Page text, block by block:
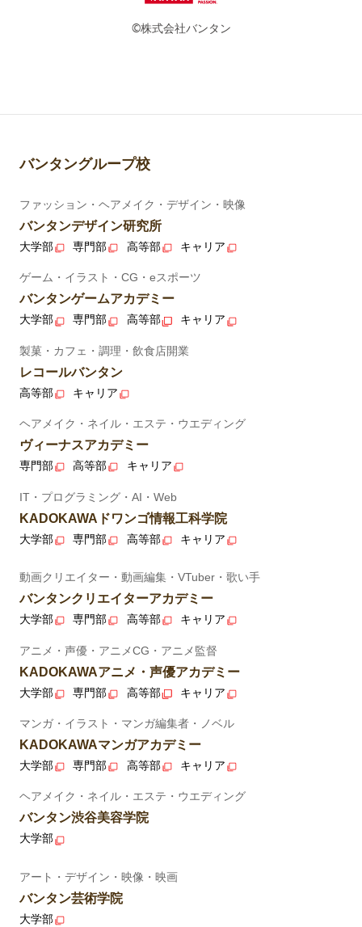
©株式会社バンタン
バンタングループ校
ファッション・ヘアメイク・デザイン・映像
バンタンデザイン研究所
大学部 専門部 高等部 キャリア
ゲーム・イラスト・CG・eスポーツ
バンタンゲームアカデミー
大学部 専門部 高等部 キャリア
製菓・カフェ・調理・飲食店開業
レコールバンタン
高等部 キャリア
ヘアメイク・ネイル・エステ・ウエディング
ヴィーナスアカデミー
専門部 高等部 キャリア
IT・プログラミング・AI・Web
KADOKAWAドワンゴ情報工科学院
大学部 専門部 高等部 キャリア
動画クリエイター・動画編集・VTuber・歌い手
バンタンクリエイターアカデミー
大学部 専門部 高等部 キャリア
アニメ・声優・アニメCG・アニメ監督
KADOKAWAアニメ・声優アカデミー
大学部 専門部 高等部 キャリア
マンガ・イラスト・マンガ編集者・ノベル
KADOKAWAマンガアカデミー
大学部 専門部 高等部 キャリア
ヘアメイク・ネイル・エステ・ウエディング
バンタン渋谷美容学院
大学部
アート・デザイン・映像・映画
バンタン芸術学院
大学部